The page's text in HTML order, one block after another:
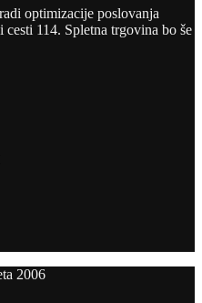
optimizacije poslovanja
114. Spletna trgovina bo še
2006